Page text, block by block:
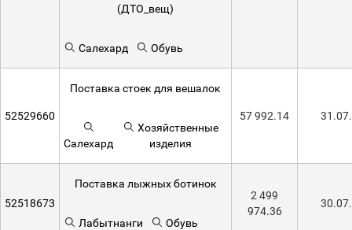
(ДТО_вещ)
Салехард Обувь
52529660
Поставка стоек для вешалок
Салехард
Хозяйственные
изделия
57 992.14
52518673
Поставка лыжных ботинок
Лабытнанги Обувь
2 499
974.36